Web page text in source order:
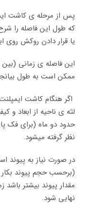
پس از مرحله ی کاشت
که طول این فاصله را
یا قرار دادن روکش روی
این فاصله ی زمانی (بین
ممکن است به طول
اگر هنگام کاشت
لثه ی ناحیه از ابعاد و
حدود دو ماه (برای فک
نظر گرفته میشود.
در صورت نیاز به پیوند
(برحسب حجم پیوند
مقدار پیوند بیشتر
نهایی شود.